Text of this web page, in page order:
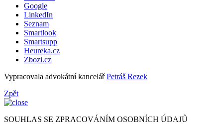
Google
LinkedIn
Seznam
Smartlook
Smartsupp
Heureka.cz
Zbozi.cz
Vypracovala advokátní kancelářPetráš Rezek
Zpět
SOUHLAS SE ZPRACOVÁNÍM OSOBNÍCH ÚDAJŮ